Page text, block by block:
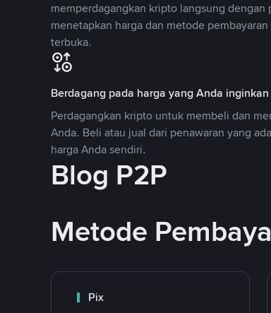
memperdagangkan kripto langsung
menetapkan harga dan metode
terbuka.
Berdagang pada harga yang Anda inginkan
Perdagangkan kripto untuk membeli dan
Anda. Beli atau jual dari penawaran yang
harga Anda sendiri.
Blog P2P
Metode
Pix